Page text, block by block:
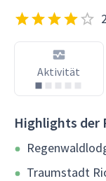
Aktivität
Highlights der
Traumstadt